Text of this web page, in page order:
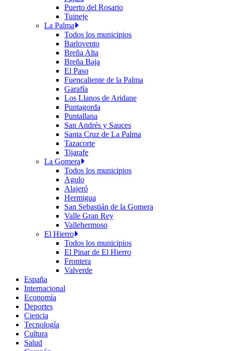
Puerto del Rosario
Tuineje
La Palma
Todos los municipios
Barlovento
Breña Alta
Breña Baja
El Paso
Fuencaliente de la Palma
Garafía
Los Llanos de Aridane
Puntagorda
Puntallana
San Andrés y Sauces
Santa Cruz de La Palma
Tazacorte
Tijarafe
La Gomera
Todos los municipios
Agulo
Alajeró
Hermigua
San Sebastián de la Gomera
Valle Gran Rey
Vallehermoso
El Hierro
Todos los municipios
El Pinar de El Hierro
Frontera
Valverde
España
Internacional
Economía
Deportes
Ciencia
Tecnología
Cultura
Salud